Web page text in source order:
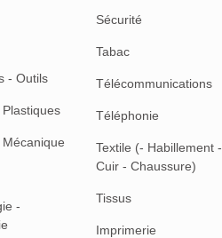
- Outils
-
Sécurité
Tabac
Télécommunications
Téléphonie
Textile (- Habillement -
Cuir - Chaussure)
Tissus
Imprimerie